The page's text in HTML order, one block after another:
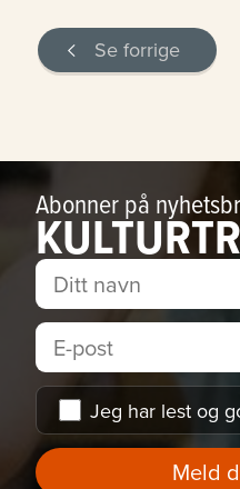
Se forrige
Abonner på
Jeg har lest og
Meld